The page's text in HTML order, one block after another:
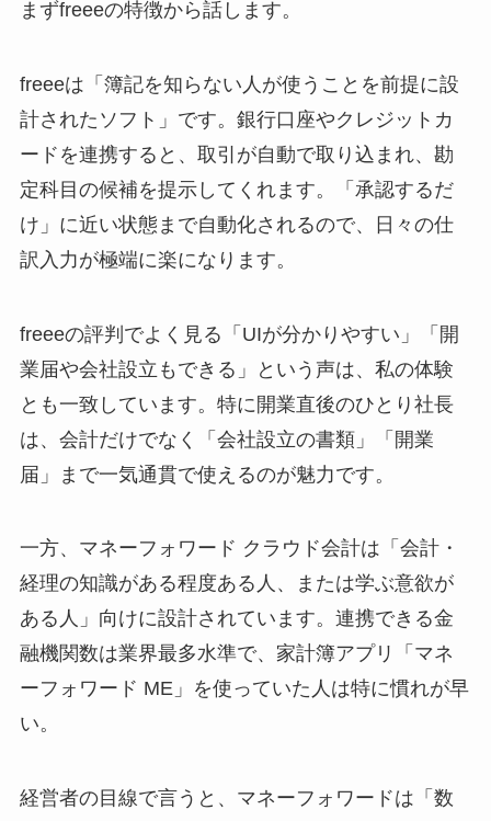
まずfreeeの特徴から話します。
freeeは「簿記を知らない人が使うことを前提に設
計されたソフト」です。銀行口座やクレジットカ
ードを連携すると、取引が自動で取り込まれ、勘
定科目の候補を提示してくれます。「承認するだ
け」に近い状態まで自動化されるので、日々の仕
訳入力が極端に楽になります。
freeeの評判でよく見る「UIが分かりやすい」「開
業届や会社設立もできる」という声は、私の体験
とも一致しています。特に開業直後のひとり社長
は、会計だけでなく「会社設立の書類」「開業
届」まで一気通貫で使えるのが魅力です。
一方、マネーフォワード クラウド会計は「会計・
経理の知識がある程度ある人、または学ぶ意欲が
ある人」向けに設計されています。連携できる金
融機関数は業界最多水準で、家計簿アプリ「マネ
ーフォワード ME」を使っていた人は特に慣れが早
い。
経営者の目線で言うと、マネーフォワードは「数